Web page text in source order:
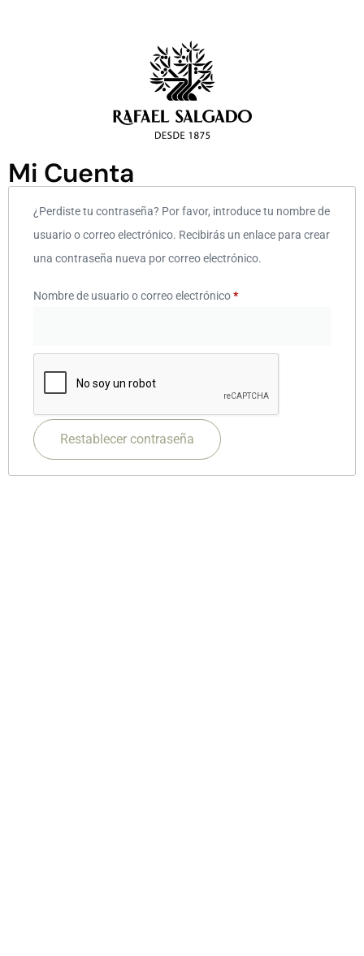
Mi Cuenta
¿Perdiste tu contraseña? Por favor, introduce tu nombre de
usuario o correo electrónico. Recibirás un enlace para crear
una contraseña nueva por correo electrónico.
Nombre de usuario o correo electrónico*
Restablecer contraseña